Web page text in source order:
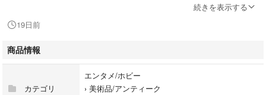
きなどのダメージがある商品です。
サイン、記名等含)など、見落としの可能性が有る事をご理解頂き、ご検
続きを表示する
19日前
商品情報
カテゴリ
エンタメ/ホビー
› 美術品/アンティーク